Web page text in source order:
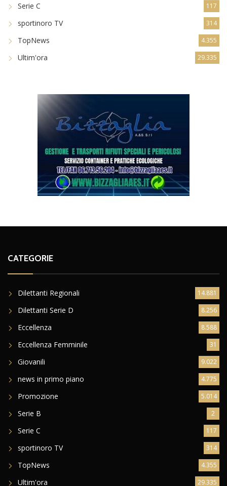
Serie C 117
sportinoro TV 314
TopNews 4.355
Ultim'ora 29.335
CATEGORIE
Dilettanti Regionali 14.881
Dilettanti Serie D 8.256
Eccellenza 8.588
Eccellenza Femminile 31
Giovanili 9.022
news in primo piano 4.775
Promozione 5.014
Serie B 2
Serie C 117
sportinoro TV 314
TopNews 4.355
Ultim'ora 29.335